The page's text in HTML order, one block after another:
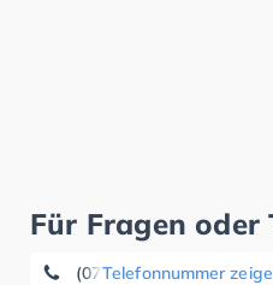
Für Fragen oder
Telefonnummer
(07422) 24 04 92